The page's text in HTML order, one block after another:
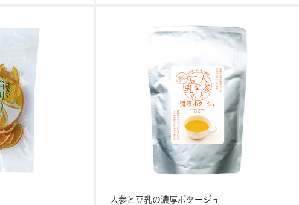
人参と豆乳の濃厚ポタージュ